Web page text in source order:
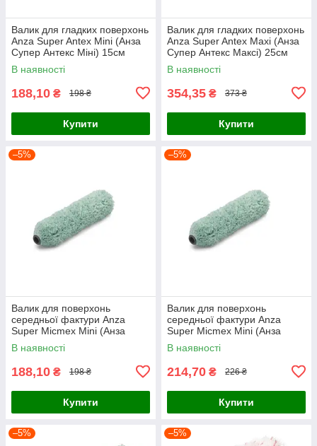
Валик для гладких поверхонь
Anza Super Antex Mini (Анза
Супер Антекс Міні) 15см
В наявності
188,10 ₴ 198 ₴
Купити
Валик для гладких поверхонь
Anza Super Antex Maxi (Анза
Супер Антекс Максі) 25см
В наявності
354,35 ₴ 373 ₴
Купити
–5%
Валик для поверхонь
середньої фактури Anza
Super Micmex Mini (Анза
Супер Мікмекс Міні) 10см
В наявності
188,10 ₴ 198 ₴
Купити
–5%
Валик для поверхонь
середньої фактури Anza
Super Micmex Mini (Анза
Супер Мікмекс Міні) 15см
В наявності
214,70 ₴ 226 ₴
Купити
–5% –5%